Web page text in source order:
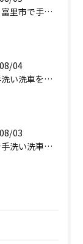
成田市・富里市で手洗洗車ならどこ？料金比較からサブスク選びまでプロが徹底解説
04
成田で手洗い洗車を探すなら！車のプロが教える安心の店舗選びとコース術
03
成田市で手洗い洗車ならどこ？現場を知るプロが明かす「失敗しない専門店選び」のポイント